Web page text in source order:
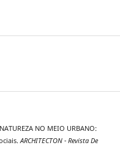
NO MEIO URBANO:
ARCHITECTON - Revista De